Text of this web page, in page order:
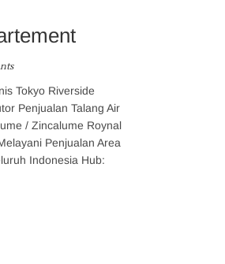
Tokyo Riverside
Penjualan Talang Air
/ Zincalume Roynal
Penjualan Area
Indonesia Hub: